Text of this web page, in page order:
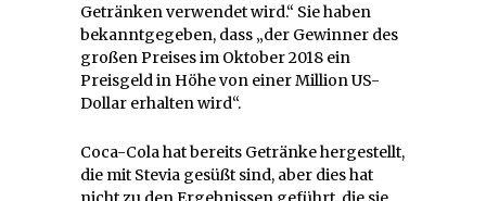
Getränken verwendet wird.“ Sie haben
bekanntgegeben, dass „der Gewinner des
großen Preises im Oktober 2018 ein
Preisgeld in Höhe von einer Million US-
Dollar erhalten wird“.
Coca-Cola hat bereits Getränke hergestellt,
die mit Stevia gesüßt sind, aber dies hat